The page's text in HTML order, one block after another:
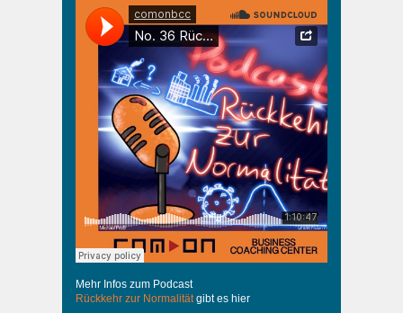
Mehr Infos zum Podcast
Rückkehr zur Normalitätgibt es hier